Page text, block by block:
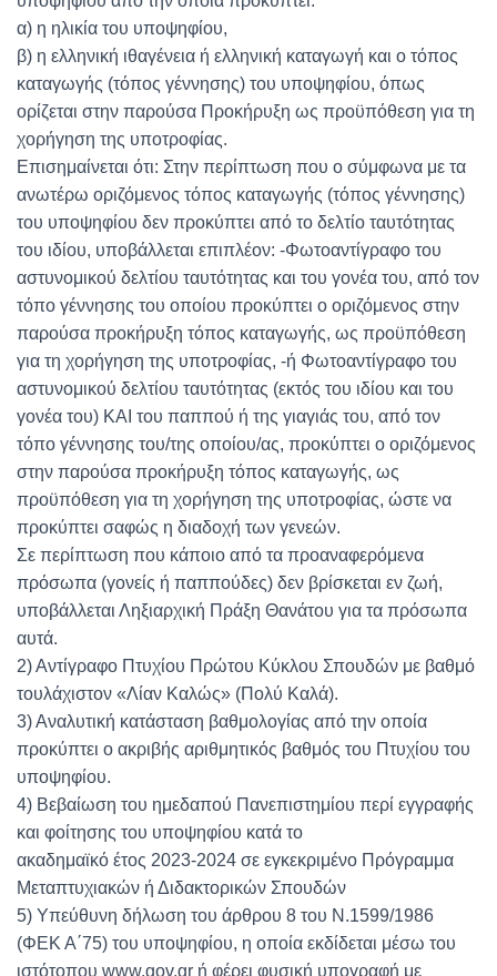
α) η ηλικία του υποψηφίου,
β) η ελληνική ιθαγένεια ή ελληνική καταγωγή και ο τόπος
καταγωγής (τόπος γέννησης) του υποψηφίου, όπως
ορίζεται στην παρούσα Προκήρυξη ως προϋπόθεση για τη
χορήγηση της υποτροφίας.
Επισημαίνεται ότι: Στην περίπτωση που ο σύμφωνα με τα
ανωτέρω οριζόμενος τόπος καταγωγής (τόπος γέννησης)
του υποψηφίου δεν προκύπτει από το δελτίο ταυτότητας
του ιδίου, υποβάλλεται επιπλέον: -Φωτοαντίγραφο του
αστυνομικού δελτίου ταυτότητας και του γονέα του, από τον
τόπο γέννησης του οποίου προκύπτει ο οριζόμενος στην
παρούσα προκήρυξη τόπος καταγωγής, ως προϋπόθεση
για τη χορήγηση της υποτροφίας, -ή Φωτοαντίγραφο του
αστυνομικού δελτίου ταυτότητας (εκτός του ιδίου και του
γονέα του) ΚΑΙ του παππού ή της γιαγιάς του, από τον
τόπο γέννησης του/της οποίου/ας, προκύπτει ο οριζόμενος
στην παρούσα προκήρυξη τόπος καταγωγής, ως
προϋπόθεση για τη χορήγηση της υποτροφίας, ώστε να
προκύπτει σαφώς η διαδοχή των γενεών.
Σε περίπτωση που κάποιο από τα προαναφερόμενα
πρόσωπα (γονείς ή παππούδες) δεν βρίσκεται εν ζωή,
υποβάλλεται Ληξιαρχική Πράξη Θανάτου για τα πρόσωπα
αυτά.
2) Αντίγραφο Πτυχίου Πρώτου Κύκλου Σπουδών με βαθμό
τουλάχιστον «Λίαν Καλώς» (Πολύ Καλά).
3) Αναλυτική κατάσταση βαθμολογίας από την οποία
προκύπτει ο ακριβής αριθμητικός βαθμός του Πτυχίου του
υποψηφίου.
4) Βεβαίωση του ημεδαπού Πανεπιστημίου περί εγγραφής
και φοίτησης του υποψηφίου κατά το
ακαδημαϊκό έτος 2023-2024 σε εγκεκριμένο Πρόγραμμα
Μεταπτυχιακών ή Διδακτορικών Σπουδών
5) Υπεύθυνη δήλωση του άρθρου 8 του Ν.1599/1986
(ΦΕΚ Α΄75) του υποψηφίου, η οποία εκδίδεται μέσω του
ιστότοπου www.gov.gr ή φέρει φυσική υπογραφή με